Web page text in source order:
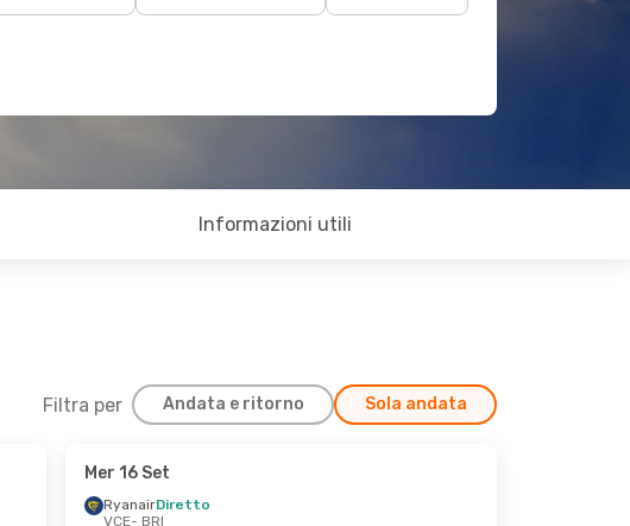
Informazioni utili
Filtra per Andata e ritorno Sola andata
Mer 16 Set
RyanairDiretto
VCE- BRI